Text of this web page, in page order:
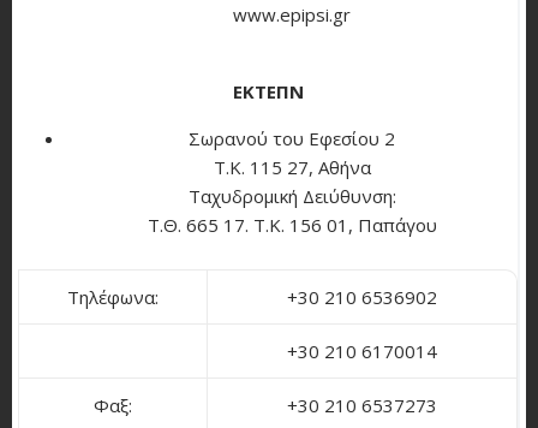
www.epipsi.gr
ΕΚΤΕΠΝ
Σωρανού του Εφεσίου 2
Τ.Κ. 115 27, Αθήνα
Ταχυδρομική Δειύθυνση:
Τ.Θ. 665 17. Τ.Κ. 156 01, Παπάγου
Τηλέφωνα: +30 210 6536902
+30 210 6170014
Φαξ: +30 210 6537273